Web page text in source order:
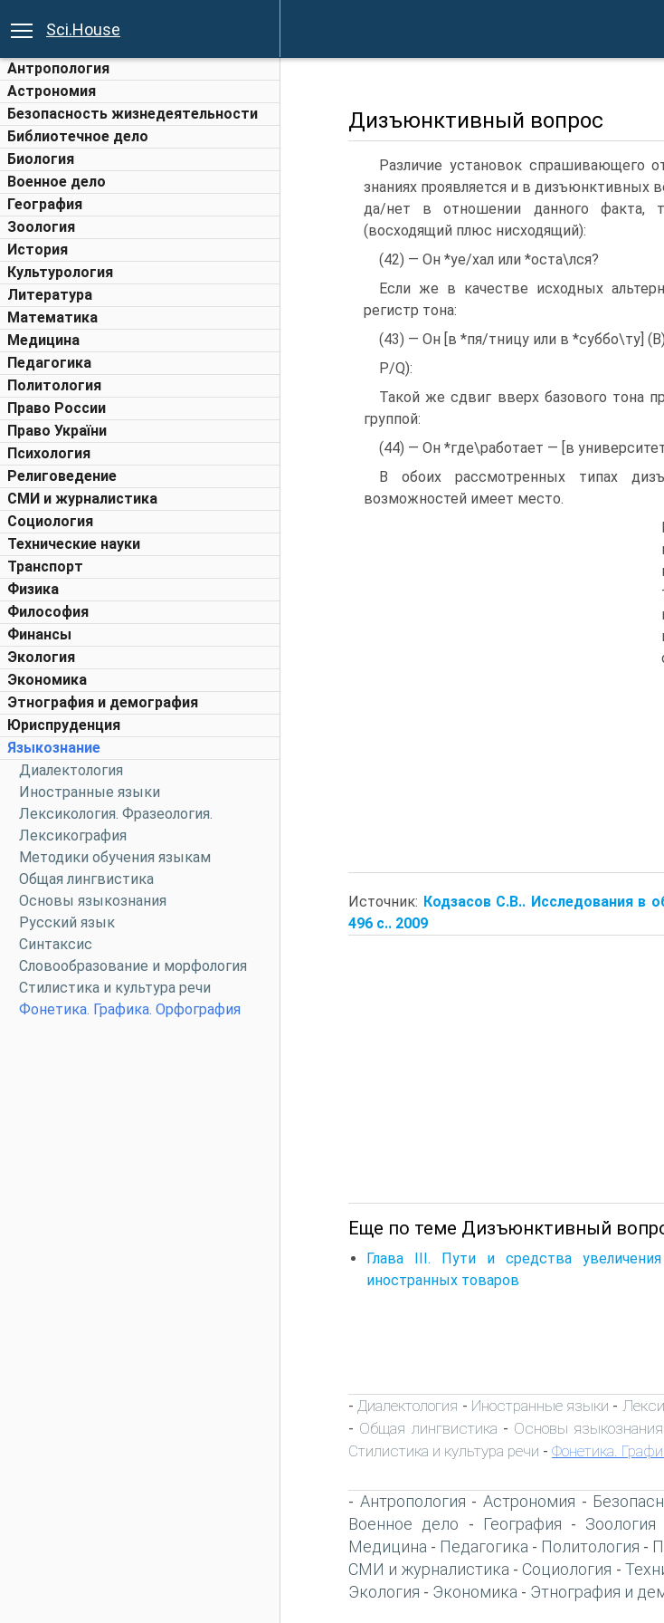
Sci.House
Антропология
Астрономия
Безопасность жизнедеятельности
Библиотечное дело
Биология
Военное дело
География
Зоология
История
Культурология
Литература
Математика
Медицина
Педагогика
Политология
Право России
Право України
Психология
Религоведение
СМИ и журналистика
Социология
Технические науки
Транспорт
Физика
Философия
Финансы
Экология
Экономика
Этнография и демография
Юриспруденция
Языкознание
Диалектология
Иностранные языки
Лексикология. Фразеология.
Лексикография
Методики обучения языкам
Общая лингвистика
Основы языкознания
Русский язык
Синтаксис
Словообразование и морфология
Стилистика и культура речи
Фонетика. Графика. Орфография
Дизъюнктивный вопрос
Различие установок спрашивающего
знаниях проявляется и в дизъюнктивных
да/нет в отношении данного факта,
(восходящий плюс нисходящий):
(42) — Он *уе/хал или *оста\лся?
Если же в качестве исходных
регистр тона:
(43) — Он [в *пя/тницу или в *суббо\ту]
P/Q):
Такой же сдвиг вверх базового тона
группой:
(44) — Он *где\работает — [в
В обоих рассмотренных типах
возможностей имеет место.
Источник: Кодзасов С.В.. Исследования в
496 с.. 2009
Еще по теме Дизъюнктивный
Глава III. Пути и средства
иностранных товаров
- Диалектология - Иностранные языки -
- Общая лингвистика - Основы языкознания
Стилистика и культура речи - Фонетика.
- Антропология -Астрономия -
Военное дело - География - Зоология
Медицина - Педагогика - Политология -
СМИ и журналистика - Социология -
Экология - Экономика - Этнография и